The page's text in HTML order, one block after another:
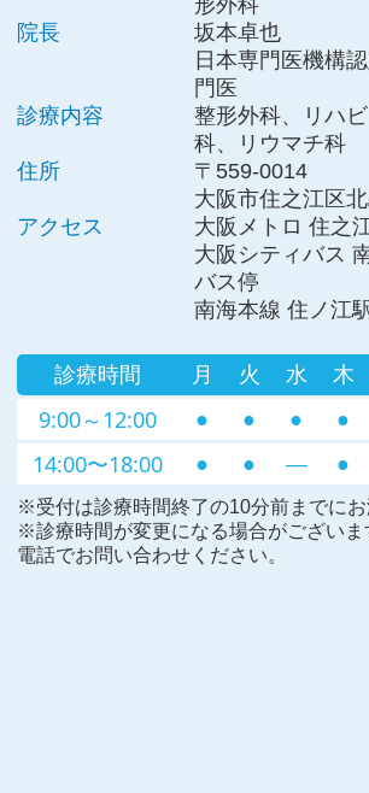
院長
坂本卓也
日本専門医機構
門医
診療内容
整形外科、リハ
科、リウマチ科
住所
〒559-0014
大阪市住之江区
アクセス
大阪メトロ 住之
大阪シティバス
バス停
南海本線 住ノ江
※受付は診療時間終了の10分前までにお
※診療時間が変更になる場合がございま
電話でお問い合わせください。
診療時間 月 火 水 木
9:00～12:00 ● ● ● ●
14:00〜18:00 ● ● ― ●